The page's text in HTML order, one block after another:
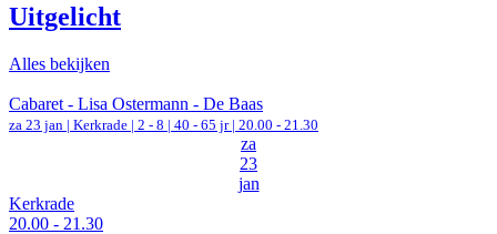
Uitgelicht
Alles bekijken
Cabaret - Lisa Ostermann - De Baas
za 23 jan | Kerkrade | 2 - 8 | 40 - 65 jr | 20.00 - 21.30
za
23
jan
Kerkrade
20.00 - 21.30